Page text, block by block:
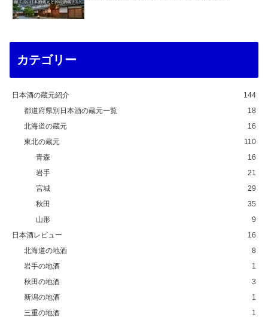
カテゴリー
日本酒の蔵元紹介
144
都道府県別日本酒の蔵元一覧
18
北海道の蔵元
16
東北の蔵元
110
青森
16
岩手
21
宮城
29
秋田
35
山形
9
日本酒レビュー
16
北海道の地酒
8
岩手の地酒
1
秋田の地酒
3
新潟の地酒
1
三重の地酒
1